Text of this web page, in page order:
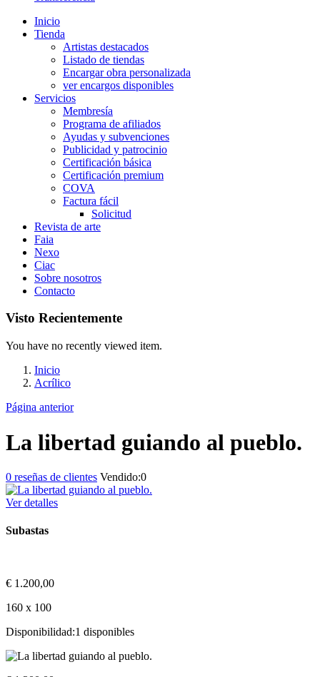
Inicio
Tienda
Artistas destacados
Listado de tiendas
Encargar obra personalizada
ver encargos disponibles
Servicios
Membresía
Programa de afiliados
Ayudas y subvenciones
Publicidad y patrocinio
Certificación básica
Certificación premium
COVA
Factura fácil
Solicitud
Revista de arte
Faia
Nexo
Ciac
Sobre nosotros
Contacto
Visto Recientemente
You have no recently viewed item.
Inicio
Acrílico
Página anterior
La libertad guiando al pueblo.
0 reseñas de clientes Vendido:0
Ver detalles
Subastas
€ 1.200,00
160 x 100
Disponibilidad:1 disponibles